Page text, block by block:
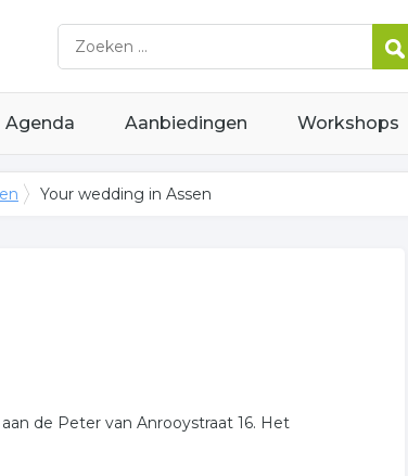
Agenda Aanbiedingen Workshops
Your wedding in Assen
de Peter van Anrooystraat 16. Het